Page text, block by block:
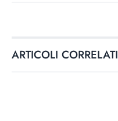
ARTICOLI CORRELATI